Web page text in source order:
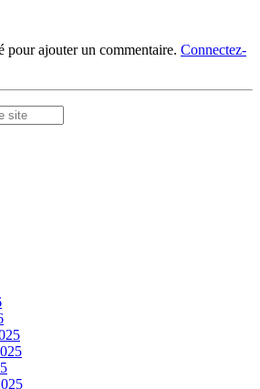
pour ajouter un commentaire. Connectez-